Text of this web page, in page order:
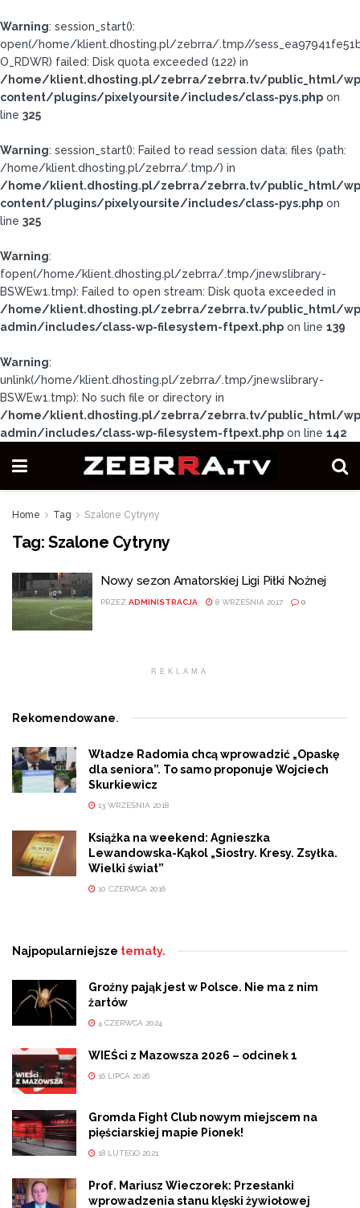
Warning: session_start():
open(/home/klient.dhosting.pl/zebrra/.tmp//
O_RDWR) failed: Disk quota exceeded (122) in
/home/klient.dhosting.pl/zebrra/zebrra.tv/public_html/
content/plugins/pixelyoursite/includes/class-pys.php on
line 325
Warning: session_start(): Failed to read session data: files (path:
/home/klient.dhosting.pl/zebrra/.tmp/) in
/home/klient.dhosting.pl/zebrra/zebrra.tv/public_html/
content/plugins/pixelyoursite/includes/class-pys.php on
line 325
Warning:
fopen(/home/klient.dhosting.pl/zebrra/.tmp/jnewslibrary-
BSWEw1.tmp): Failed to open stream: Disk quota exceeded in
/home/klient.dhosting.pl/zebrra/zebrra.tv/public_html/
admin/includes/class-wp-filesystem-ftpext.php on line 139
Warning:
unlink(/home/klient.dhosting.pl/zebrra/.tmp/jnewslibrary-
BSWEw1.tmp): No such file or directory in
/home/klient.dhosting.pl/zebrra/zebrra.tv/public_html/
admin/includes/class-wp-filesystem-ftpext.php on line 142
Home Tag Szalone Cytryny
Tag: Szalone Cytryny
Nowy sezon Amatorskiej Ligi Piłki Nożnej
PRZEZ ADMINISTRACJA 8 WRZEŚNIA 2017 0
REKLAMA
Rekomendowane.
Władze Radomia chcą wprowadzić „Opaskę
dla seniora”. To samo proponuje Wojciech
Skurkiewicz
13 WRZEŚNIA 2018
Książka na weekend: Agnieszka
Lewandowska-Kąkol „Siostry. Kresy. Zsyłka.
Wielki świat”
10 CZERWCA 2016
Najpopularniejsze tematy.
Groźny pająk jest w Polsce. Nie ma z nim
żartów
4 CZERWCA 2024
WIEŚci z Mazowsza 2026 – odcinek 1
16 LIPCA 2026
Gromda Fight Club nowym miejscem na
pięściarskiej mapie Pionek!
18 LUTEGO 2021
Prof. Mariusz Wieczorek: Przesłanki
wprowadzenia stanu klęski żywiołowej